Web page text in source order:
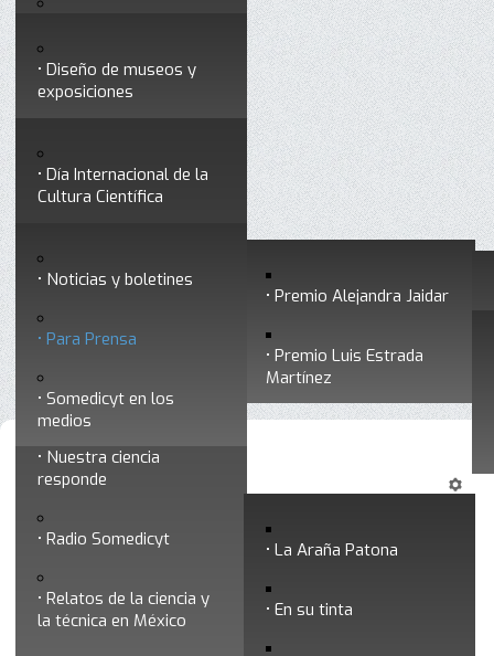
Socios vigentes
Consejo Directivo
profesionales
Premios a divulgadores Premio Alejandra Jaidar
Premio Luis Estrada
Martínez
Servicios
Diseño de museos y
exposiciones
formar divulgadores
Día Internacional de la
Cultura Científica
Ciencia y Tecnología
Nuestra ciencia
responde
Radio Somedicyt La Araña Patona
En su tinta
Relatos de la ciencia y
la técnica en México
Noticias y boletines
Para Prensa
Somedicyt en los
medios
Contacto
Para Prensa
Para Prensa